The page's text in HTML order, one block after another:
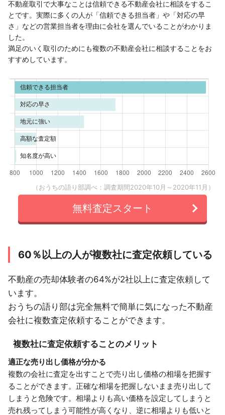
不動産取引で大事なことは信頼できる不動産会社に相談をするこ
とです。実際に多くの人が「信頼できる担当者」や「対応の早
さ」などの営業担当者を理由に会社を選んでいることがわかりま
した。
満足のいく取引のためにも複数の不動産会社に相談することをお
すすめしています。
（おうちの語り部調べ：調査期間2020年10月～2020年11月）
無料査定スタート
60％以上の人が複数社に査定依頼している
不動産の売却体験者の64%が2社以上に査定依頼して
います。
おうちの語り部は完全無料で簡単に気になった不動産
会社に複数査定依頼することができます。
複数社に査定依頼することのメリット
適正な売り出し価格が分かる
複数の会社に査定を出すことで売り出し価格の相場を把握す
ることができます。正確な相場を把握しないまま売り出して
しまうと危険です。相場よりも高い価格を設定してしまうと
売れ残ってしまう可能性が高くなり、逆に相場よりも低いと